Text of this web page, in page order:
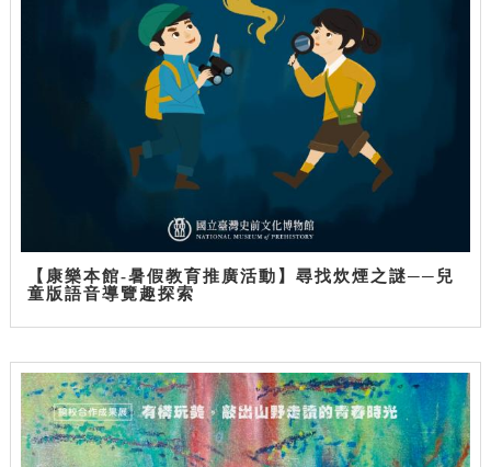
【康樂本館-暑假教育推廣活動】尋找炊煙之謎──兒
童版語音導覽趣探索